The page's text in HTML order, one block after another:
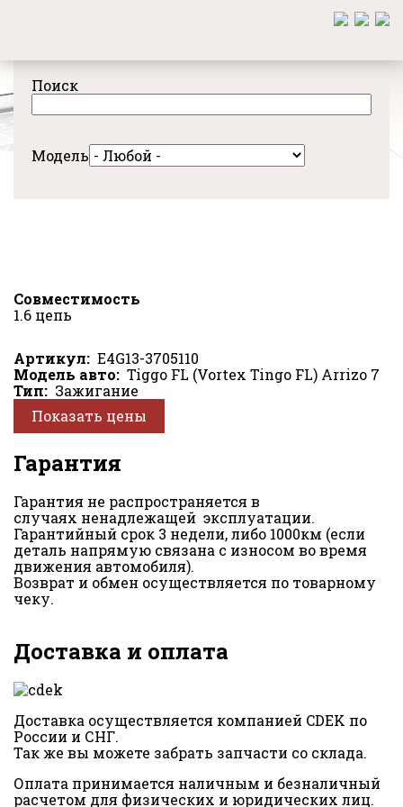
содержанию
Поиск
Модель
Совместимость
1.6 цепь
Артикул
E4G13-3705110
Модель авто
Tiggo FL (Vortex Tingo FL) Arrizo 7
Тип
Зажигание
Показать цены
Гарантия
Гарантия не распространяется в
случаях ненадлежащей эксплуатации.
Гарантийный срок 3 недели, либо 1000км (если
деталь напрямую связана с износом во время
движения автомобиля).
Возврат и обмен осуществляется по товарному
чеку.
Доставка и оплата
Доставка осуществляется компанией CDEK по
России и СНГ.
Так же вы можете забрать запчасти со склада.
Оплата принимается наличным и безналичный
расчетом для физических и юридических лиц.